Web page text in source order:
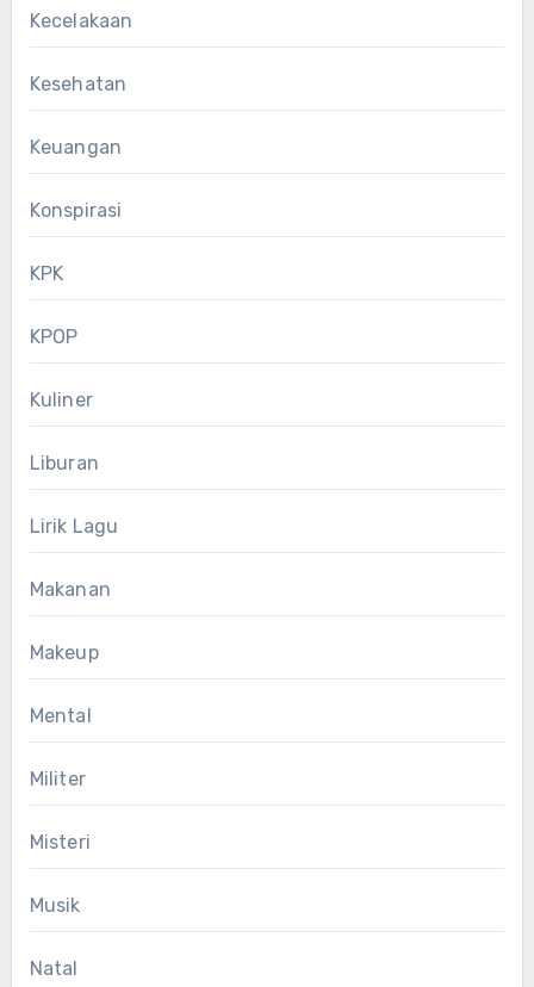
Kecelakaan
Kesehatan
Keuangan
Konspirasi
KPK
KPOP
Kuliner
Liburan
Lirik Lagu
Makanan
Makeup
Mental
Militer
Misteri
Musik
Natal